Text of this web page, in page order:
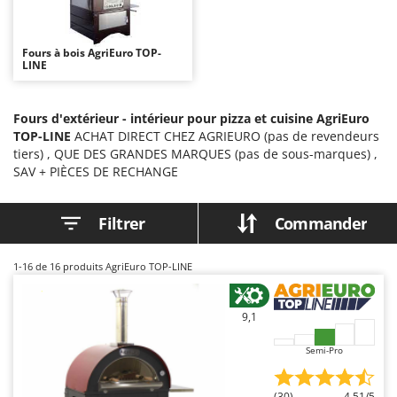
Autolaveuses
Autres produits
Bancs de scie pour le bois - Scies à bûches
Barbecues
Bennes pour tracteur
Brosses pour sols extérieurs
Brouettes à moteur
Broyeurs de branches et végétaux
Butteurs pour tracteur
Chargeurs de batterie - Démarreurs
Charrues pour tracteur
Ambrogio Robot
Annovi Reverberi
Arco
Ardes
Argo
Ariete
Artus
Baesso
Bahco
Fours à bois AgriEuro TOP-
LINE
Fours d'extérieur - intérieur pour pizza et cuisine AgriEuro
TOP-LINE ACHAT DIRECT CHEZ AGRIEURO (pas de revendeurs
tiers) , QUE DES GRANDES MARQUES (pas de sous-marques) ,
SAV + PIÈCES DE RECHANGE
Filtrer Commander
1-16 de 16 produits AgriEuro TOP-LINE
9,1
Semi-Pro